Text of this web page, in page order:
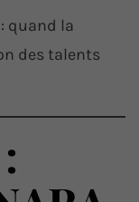
: quand la
des talents